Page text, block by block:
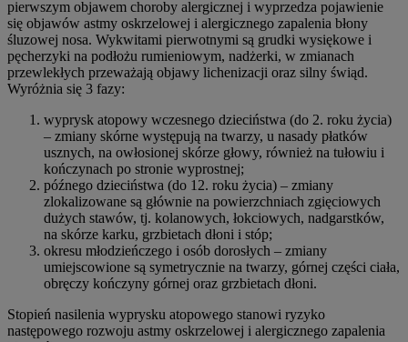
pierwszym objawem choroby alergicznej i wyprzedza pojawienie
się objawów astmy oskrzelowej i alergicznego zapalenia błony
śluzowej nosa. Wykwitami pierwotnymi są grudki wysiękowe i
pęcherzyki na podłożu rumieniowym, nadżerki, w zmianach
przewlekłych przeważają objawy lichenizacji oraz silny świąd.
Wyróżnia się 3 fazy:
wyprysk atopowy wczesnego dzieciństwa (do 2. roku życia)
– zmiany skórne występują na twarzy, u nasady płatków
usznych, na owłosionej skórze głowy, również na tułowiu i
kończynach po stronie wyprostnej;
późnego dzieciństwa (do 12. roku życia) – zmiany
zlokalizowane są głównie na powierzchniach zgięciowych
dużych stawów, tj. kolanowych, łokciowych, nadgarstków,
na skórze karku, grzbietach dłoni i stóp;
okresu młodzieńczego i osób dorosłych – zmiany
umiejscowione są symetrycznie na twarzy, górnej części ciała,
obręczy kończyny górnej oraz grzbietach dłoni.
Stopień nasilenia wyprysku atopowego stanowi ryzyko
następowego rozwoju astmy oskrzelowej i alergicznego zapalenia